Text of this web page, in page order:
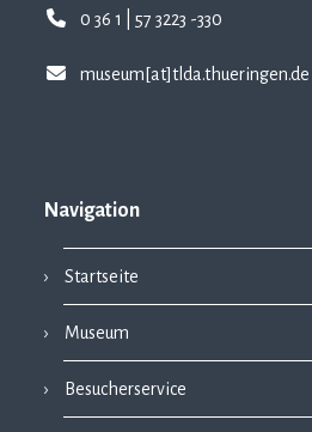
0 36 1 | 57 3223 -330
museum[at]tlda.thueringen.de
Navigation
Startseite
Museum
Besucherservice